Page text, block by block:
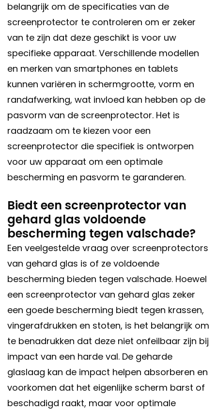
belangrijk om de specificaties van de
screenprotector te controleren om er zeker
van te zijn dat deze geschikt is voor uw
specifieke apparaat. Verschillende modellen
en merken van smartphones en tablets
kunnen variëren in schermgrootte, vorm en
randafwerking, wat invloed kan hebben op de
pasvorm van de screenprotector. Het is
raadzaam om te kiezen voor een
screenprotector die specifiek is ontworpen
voor uw apparaat om een optimale
bescherming en pasvorm te garanderen.
Biedt een screenprotector van
gehard glas voldoende
bescherming tegen valschade?
Een veelgestelde vraag over screenprotectors
van gehard glas is of ze voldoende
bescherming bieden tegen valschade. Hoewel
een screenprotector van gehard glas zeker
een goede bescherming biedt tegen krassen,
vingerafdrukken en stoten, is het belangrijk om
te benadrukken dat deze niet onfeilbaar zijn bij
impact van een harde val. De geharde
glaslaag kan de impact helpen absorberen en
voorkomen dat het eigenlijke scherm barst of
beschadigd raakt, maar voor optimale